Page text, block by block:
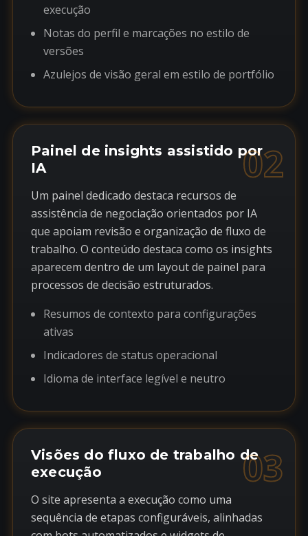
execução
Notas do perfil e marcações no estilo de
versões
Azulejos de visão geral em estilo de portfólio
02
Painel de insights assistido por
IA
Um painel dedicado destaca recursos de
assistência de negociação orientados por IA
que apoiam revisão e organização de fluxo de
trabalho. O conteúdo destaca como os insights
aparecem dentro de um layout de painel para
processos de decisão estruturados.
Resumos de contexto para configurações
ativas
Indicadores de status operacional
Idioma de interface legível e neutro
03
Visões do fluxo de trabalho de
execução
O site apresenta a execução como uma
sequência de etapas configuráveis, alinhadas